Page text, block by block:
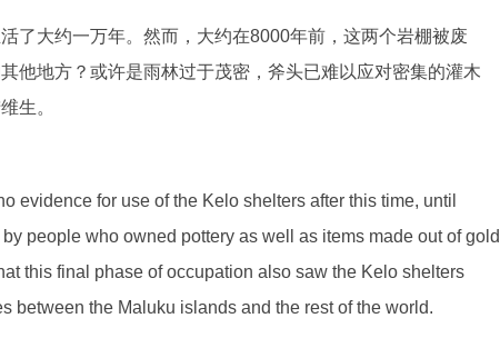
了大约一万年。然而，大约在8000年前，这两个岩棚被废
他地方？或许是雨林过于茂密，斧头已难以应对密集的灌木
生。
evidence for use of the Kelo shelters after this time, until
people who owned pottery as well as items made out of gold
this final phase of occupation also saw the Kelo shelters
between the Maluku islands and the rest of the world.